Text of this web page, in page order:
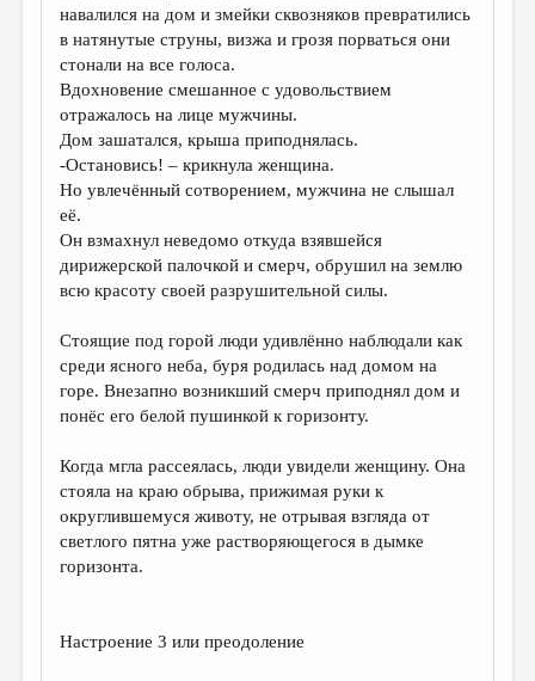
навалился на дом и змейки сквозняков превратились
в натянутые струны, визжа и грозя порваться они
стонали на все голоса.
Вдохновение смешанное с удовольствием
отражалось на лице мужчины.
Дом зашатался, крыша приподнялась.
-Остановись! – крикнула женщина.
Но увлечённый сотворением, мужчина не слышал
её.
Он взмахнул неведомо откуда взявшейся
дирижерской палочкой и смерч, обрушил на землю
всю красоту своей разрушительной силы.
Стоящие под горой люди удивлённо наблюдали как
среди ясного неба, буря родилась над домом на
горе. Внезапно возникший смерч приподнял дом и
понёс его белой пушинкой к горизонту.
Когда мгла рассеялась, люди увидели женщину. Она
стояла на краю обрыва, прижимая руки к
округлившемуся животу, не отрывая взгляда от
светлого пятна уже растворяющегося в дымке
горизонта.
Настроение 3 или преодоление